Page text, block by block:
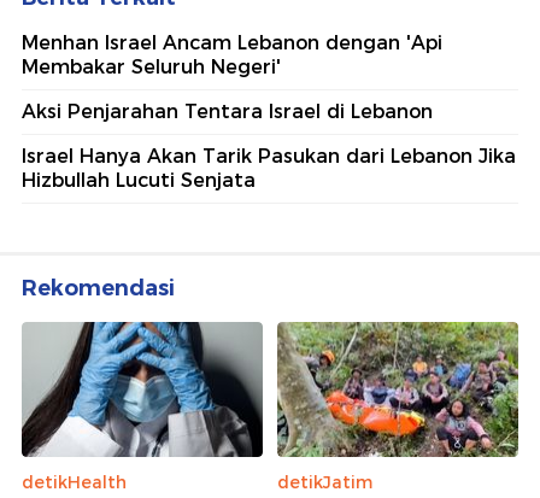
Menhan Israel Ancam Lebanon dengan 'Api
Membakar Seluruh Negeri'
⁠Aksi Penjarahan Tentara Israel di Lebanon
Israel Hanya Akan Tarik Pasukan dari Lebanon Jika
Hizbullah Lucuti Senjata
Rekomendasi
detikHealth
detikJatim